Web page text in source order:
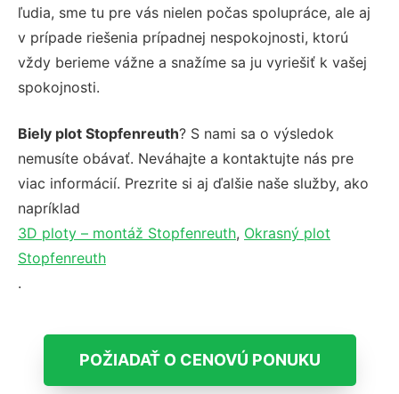
ľudia, sme tu pre vás nielen počas spolupráce, ale aj
v prípade riešenia prípadnej nespokojnosti, ktorú
vždy berieme vážne a snažíme sa ju vyriešiť k vašej
spokojnosti.
Biely plot Stopfenreuth? S nami sa o výsledok
nemusíte obávať. Neváhajte a kontaktujte nás pre
viac informácií. Prezrite si aj ďalšie naše služby, ako
napríklad
3D ploty – montáž Stopfenreuth, Okrasný plot
Stopfenreuth
.
POŽIADAŤ O CENOVÚ PONUKU